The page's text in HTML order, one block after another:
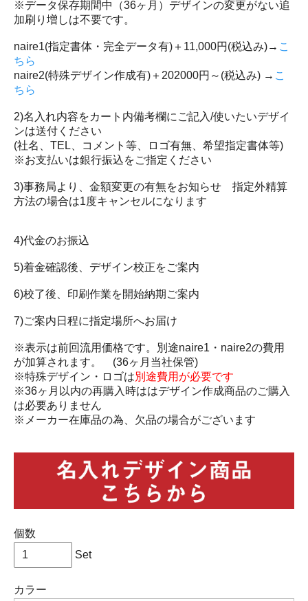
※データ保存期間中（36ヶ月）デザインの変更がない追
加刷り増しは不要です。
naire1(指定書体・完全データ有)＋11,000円(税込み)→ こ
ちら
naire2(特殊デザイン作成有)＋202000円～(税込み) → こ
ちら
2)名入れ内容をカート内備考欄にご記入/使いたいデザイ
ンは送付ください
(社名、TEL、コメント等、ロゴ有無、希望指定書体等)
※お支払いは銀行振込をご指定ください
3)事務局より、金額変更の有無をお知らせ 指定外精算
方法の場合は1度キャンセルになります
4)代金のお振込
5)着金確認後、デザイン校正をご案内
6)校了後、印刷作業を開始納期ご案内
7)ご案内日程に指定場所へお届け
※表示は前回流用価格です。別途naire1・naire2の費用
が加算されます。 (36ヶ月当社保管)
※特殊デザイン・ロゴは別途費用が必要です
※36ヶ月以内の再購入時ははデザイン作成商品のご購入
は必要ありません
※メーカー在庫品の為、欠品の場合がございます
個数
Set
カラー